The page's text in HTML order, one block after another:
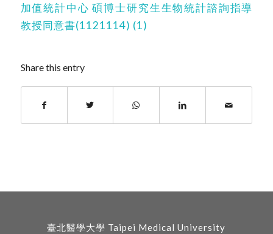
加值統計中心 碩博士研究生生物統計諮詢指導
教授同意書(1121114) (1)
Share this entry
臺北醫學大學 Taipei Medical University